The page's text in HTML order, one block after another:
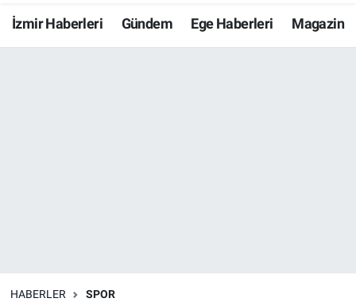
İzmir Haberleri Gündem Ege Haberleri Magazin
HABERLER SPOR
Resmi İlanlar